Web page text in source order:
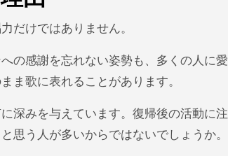
だけではありません。
の感謝を忘れない姿勢も、多くの人に
ま歌に表れることがあります。
深みを与えています。復帰後の活動に
思う人が多いからではないでしょうか。